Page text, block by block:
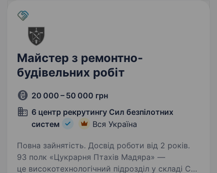
Майстер з ремонтно-
будівельних робіт
20 000 – 50 000 грн
6 центр рекрутингу Сил безпілотних
систем
Вся Україна
Повна зайнятість. Досвід роботи від 2 років.
93 полк «Цукрарня Птахів Мадяра» —
це високотехнологічний підрозділ у складі Сил